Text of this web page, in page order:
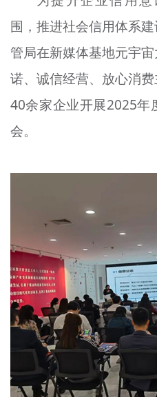
文明评论
北京宣传文化引导基金
宣传思想文化人才
专题
资料库
围，推进社会信用体系
管局在新媒体基地元宇
诺、诚信经营、放心消
40余家企业开展2025年
会。